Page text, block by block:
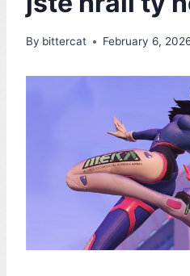
By bittercat February 6,